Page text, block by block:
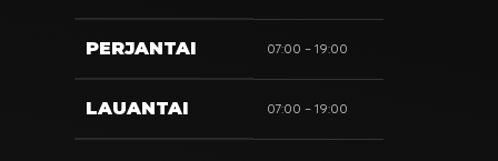
PERJANTAI 07:00 – 19:00
LAUANTAI 07:00 – 19:00